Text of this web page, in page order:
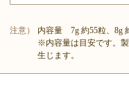
注意）
内容量 7g 約55粒、8g
※内容量は目安です。
生じます。